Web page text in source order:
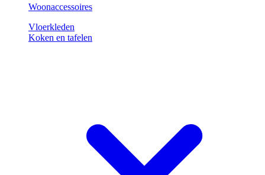
Woonaccessoires
Vloerkleden
Koken en tafelen